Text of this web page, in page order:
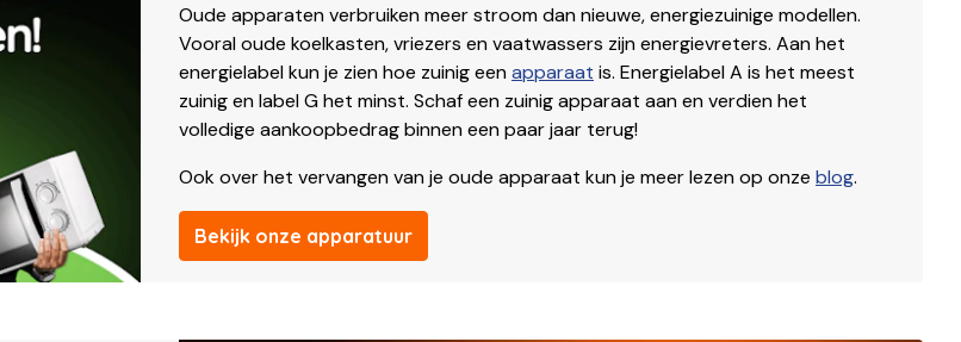
Oude apparaten verbruiken meer stroom dan nieuwe, energiezuinige modellen.
Vooral oude koelkasten, vriezers en vaatwassers zijn energievreters. Aan het
energielabel kun je zien hoe zuinig eenapparaat is. Energielabel A is het meest
zuinig en label G het minst. Schaf een zuinig apparaat aan en verdien het
volledige aankoopbedrag binnen een paar jaar terug!
Ook over het vervangen van je oude apparaat kun je meer lezen op onze blog.
Bekijk onze apparatuur